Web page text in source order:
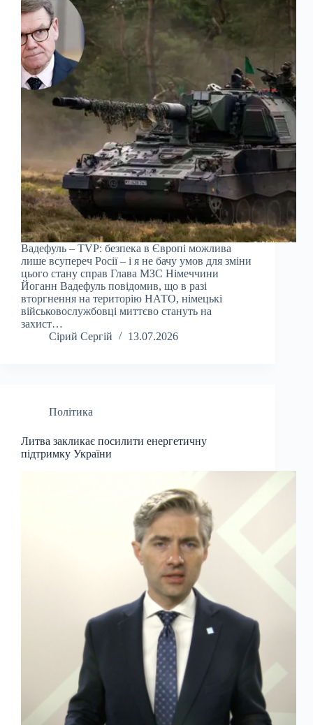
Вадефуль – TVP: безпека в Європі можлива
лише всупереч Росії – і я не бачу умов для зміни
цього стану справ Глава МЗС Німеччини
Йоганн Вадефуль повідомив, що в разі
вторгнення на територію НАТО, німецькі
військовослужбовці миттєво стануть на
захист…
Сірий Сергій
13.07.2026
Політика
Литва закликає посилити енергетичну
підтримку України